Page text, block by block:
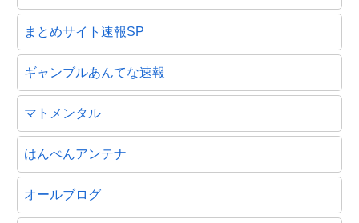
まとめサイト速報SP
ギャンブルあんてな速報
マトメンタル
はんぺんアンテナ
オールブログ